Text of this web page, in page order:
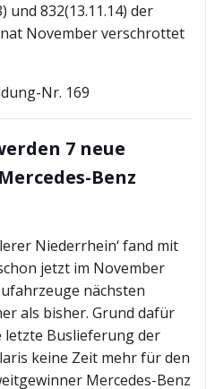
und 832(13.11.14) der
November verschrottet
Nr. 169
7 neue
Benz
Niederrhein‘ fand mit
jetzt im November
nächsten
als bisher. Grund dafür
letzte Buslieferung der
keine Zeit mehr für den
Mercedes-Benz